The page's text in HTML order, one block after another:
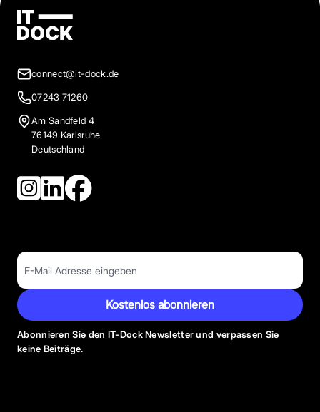
connect@it-dock.de
07243 71260
Am Sandfeld 4
76149 Karlsruhe
Deutschland
Kostenlos abonnieren
Abonnieren Sie den IT-Dock Newsletter und verpassen Sie
keine Beiträge.